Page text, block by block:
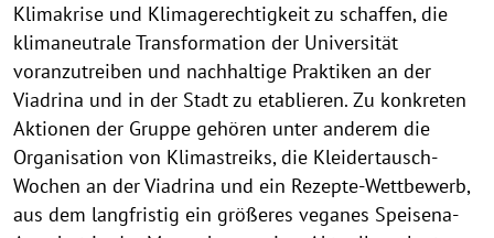
Klimakrise und Klimagerechtigkeit zu schaffen, die
klimaneutrale Transformation der Universität
voranzutreiben und nachhaltige Praktiken an der
Viadrina und in der Stadt zu etablieren. Zu konkreten
Aktionen der Gruppe gehören unter anderem die
Organisation von Klimastreiks, die Kleidertausch-
Wochen an der Viadrina und ein Rezepte-Wettbewerb,
aus dem langfristig ein größeres veganes Speisena-